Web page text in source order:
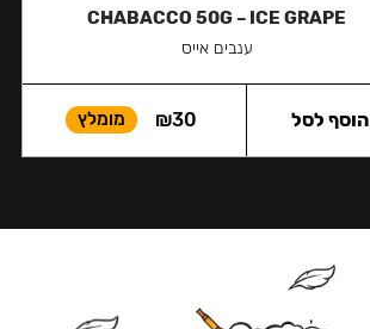
CHABACCO 50G – ICE GRAPE
ענבים אייס
₪30 מומלץ הוסף לסל